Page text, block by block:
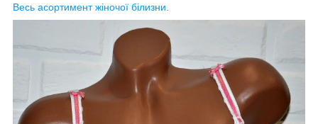
Весь асортимент жіночої білизни.